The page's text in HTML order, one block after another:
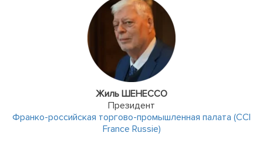
Жиль ШЕНЕССО
Президент
Франко-российская торгово-промышленная палата (CCI
France Russie)